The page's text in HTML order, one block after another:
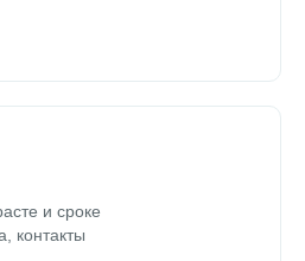
и сроке
контакты